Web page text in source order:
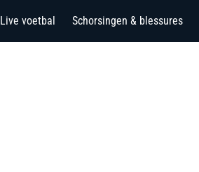
Live voetbal Schorsingen & blessures